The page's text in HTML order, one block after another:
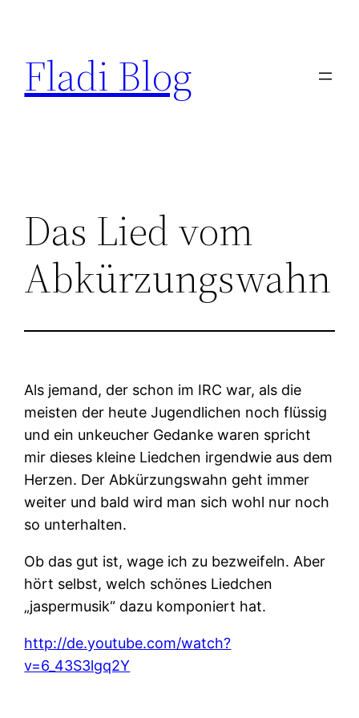
springen
Fladi Blog
Das Lied vom
Abkürzungswahn
Als jemand, der schon im IRC war, als die
meisten der heute Jugendlichen noch flüssig
und ein unkeucher Gedanke waren spricht
mir dieses kleine Liedchen irgendwie aus dem
Herzen. Der Abkürzungswahn geht immer
weiter und bald wird man sich wohl nur noch
so unterhalten.
Ob das gut ist, wage ich zu bezweifeln. Aber
hört selbst, welch schönes Liedchen
„jaspermusik“ dazu komponiert hat.
http://de.youtube.com/watch?
v=6_43S3lgq2Y